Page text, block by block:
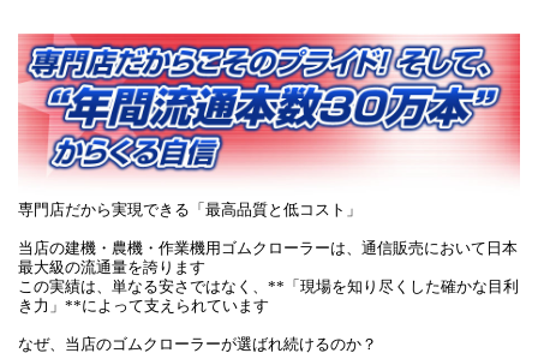
専門店だから実現できる「最高品質と低コスト」
当店の建機・農機・作業機用ゴムクローラーは、通信販売において日本
最大級の流通量を誇ります
この実績は、単なる安さではなく、**「現場を知り尽くした確かな目利
き力」**によって支えられています
なぜ、当店のゴムクローラーが選ばれ続けるのか？